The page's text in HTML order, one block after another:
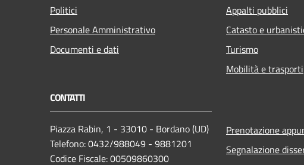
Politici
Personale Amministrativo
Documenti e dati
Appalti pubblici
Catasto e
Turismo
Mobilità e trasporti
CONTATTI
Piazza Rabin, 1 - 33010 - Bordano (UD)
Telefono: 0432/988049 - 9881201
Codice Fiscale: 00509860300
Prenotazione
Segnalazione